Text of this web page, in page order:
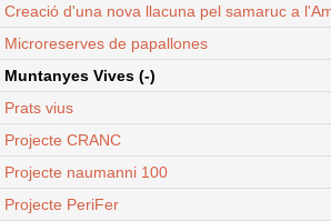
Creació d'una nova llacuna pel samaruc a
Microreserves de papallones
Muntanyes Vives (-)
Prats vius
Projecte CRANC
Projecte naumanni 100
Projecte PeriFer